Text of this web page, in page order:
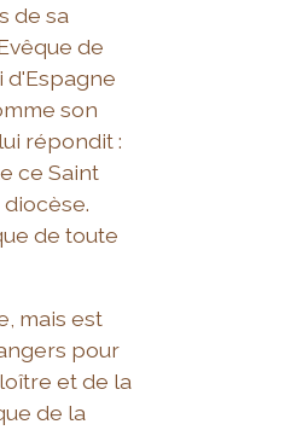
de sa
de
d'Espagne
son
répondit :
ce Saint
de toute
mais est
pour
et de la
de la